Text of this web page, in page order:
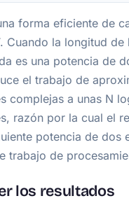
forma eficiente de
Cuando la longitud de
es una potencia de
el trabajo de
complejas a unas N
razón por la cual el
potencia de dos
trabajo de
los resultados